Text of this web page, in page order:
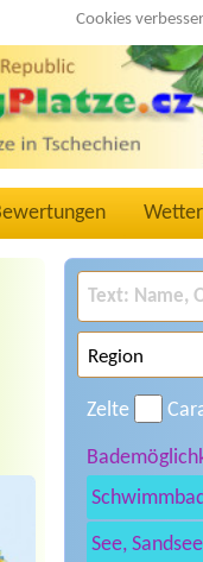
Cookies
Wetter
Zelte
See, Sandsee